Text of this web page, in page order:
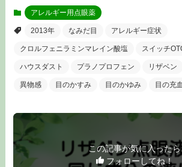
アレルギー用点眼薬
2013年 なみだ目 アレルギー症状
クロルフェニラミンマレイン酸塩 スイッチ
ハウスダスト プラノプロフェン リザベン
異物感 目のかすみ 目のかゆみ 目の充血
この記事が気に入ったら
フォローしてね！